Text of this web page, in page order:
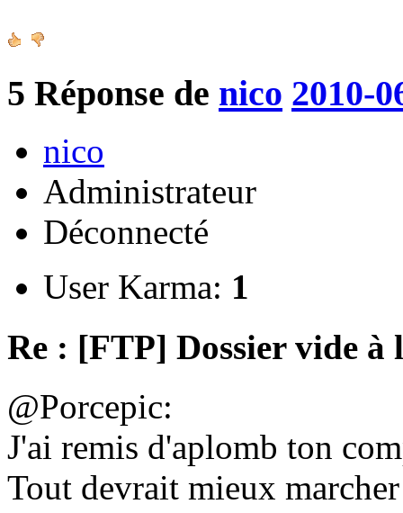
5 Réponse de nico 2010-
nico
Administrateur
Déconnecté
User Karma: 1
Re : [FTP] Dossier vide à
@Porcepic:
J'ai remis d'aplomb ton
Tout devrait mieux